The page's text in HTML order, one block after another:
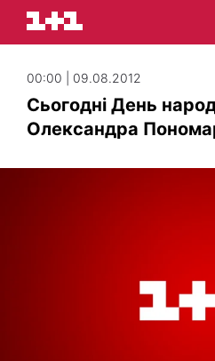
00:00 | 09.08.2012
Сьогодні День
Олександра